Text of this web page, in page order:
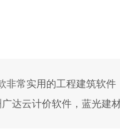
非常实用的工程建筑软
广达云计价软件，蓝光建